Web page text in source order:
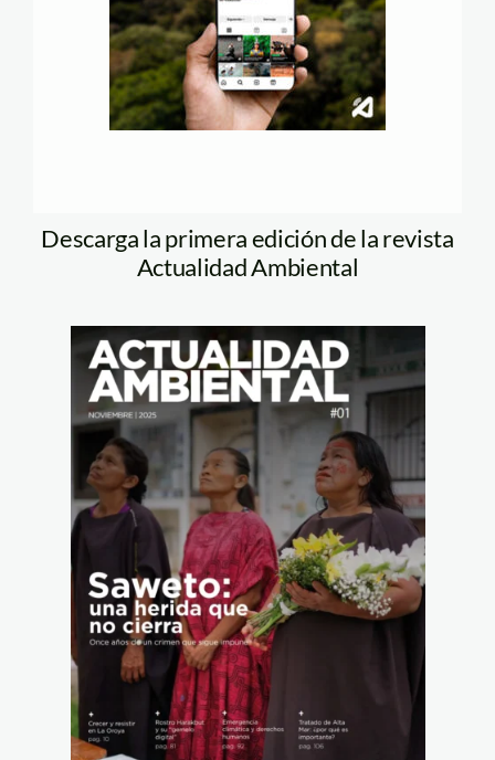
Descarga la primera edición de la revista
Actualidad Ambiental